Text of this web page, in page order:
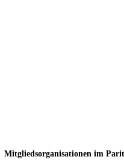
Mitgliedsorganisationen im